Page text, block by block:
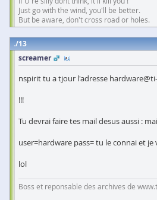
Just go with the wind, you'll be better.
But be aware, don't cross road or holes.
13
screamer
nspirit tu a tjour l'adresse
!!!
Tu devrai faire tes mail desus aussi :
user=hardware pass= tu le connai et je
lol
Boss et reponsable des archives de